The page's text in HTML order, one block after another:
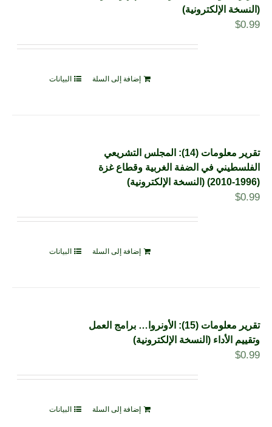
(النسخة الإلكترونية)
$0.99
إضافة إلى السلة البيانات
تقرير معلومات (14): المجلس التشريعي
الفلسطيني في الضفة الغربية وقطاع غزة
(1996-2010) (النسخة الإلكترونية)
$0.99
إضافة إلى السلة البيانات
تقرير معلومات (15): الأونروا… برامج العمل
وتقييم الأداء (النسخة الإلكترونية)
$0.99
إضافة إلى السلة البيانات